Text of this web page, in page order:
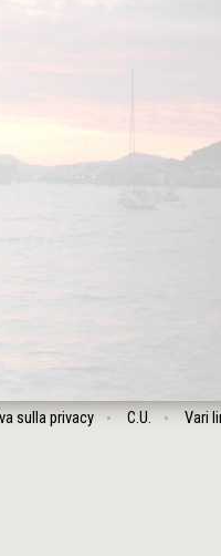
sulla privacy C.U. Vari